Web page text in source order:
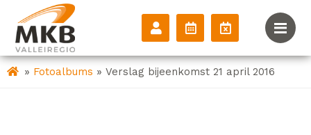
» Fotoalbums » Verslag bijeenkomst 21 april 2016